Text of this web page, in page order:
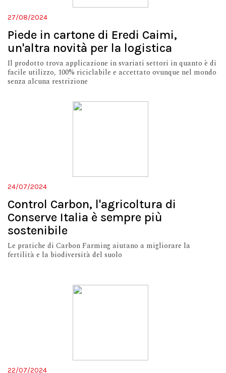
27/08/2024
Piede in cartone di Eredi Caimi,
un'altra novità per la logistica
Il prodotto trova applicazione in svariati settori in quanto è di
facile utilizzo, 100% riciclabile e accettato ovunque nel mondo
senza alcuna restrizione
24/07/2024
Control Carbon, l'agricoltura di
Conserve Italia è sempre più
sostenibile
Le pratiche di Carbon Farming aiutano a migliorare la
fertilità e la biodiversità del suolo
22/07/2024